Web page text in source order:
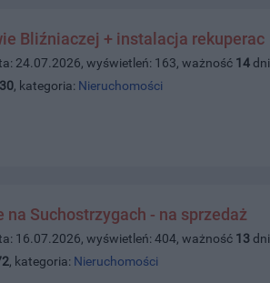
Bliźniaczej + instalacja rekuperac
24.07.2026, wyświetleń: 163, ważność 14 dni
, kategoria: Nieruchomości
na Suchostrzygach - na sprzedaż
16.07.2026, wyświetleń: 404, ważność 13 dni
, kategoria: Nieruchomości